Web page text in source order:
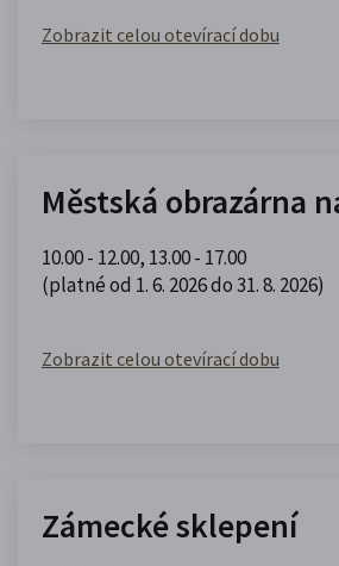
Zobrazit celou otevírací dobu
Městská obrazárna
10.00 - 12.00, 13.00 - 17.00
(platné od 1. 6. 2026 do 31. 8. 2026)
Zobrazit celou otevírací dobu
Zámecké sklepení